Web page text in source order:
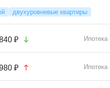
двухуровневые квартиры
₽ Ипотека
₽ Ипотека